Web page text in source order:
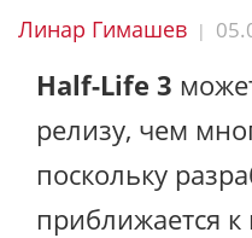
Линар Гимашев |
Half-Life 3
релизу, чем
поскольку
приближается к